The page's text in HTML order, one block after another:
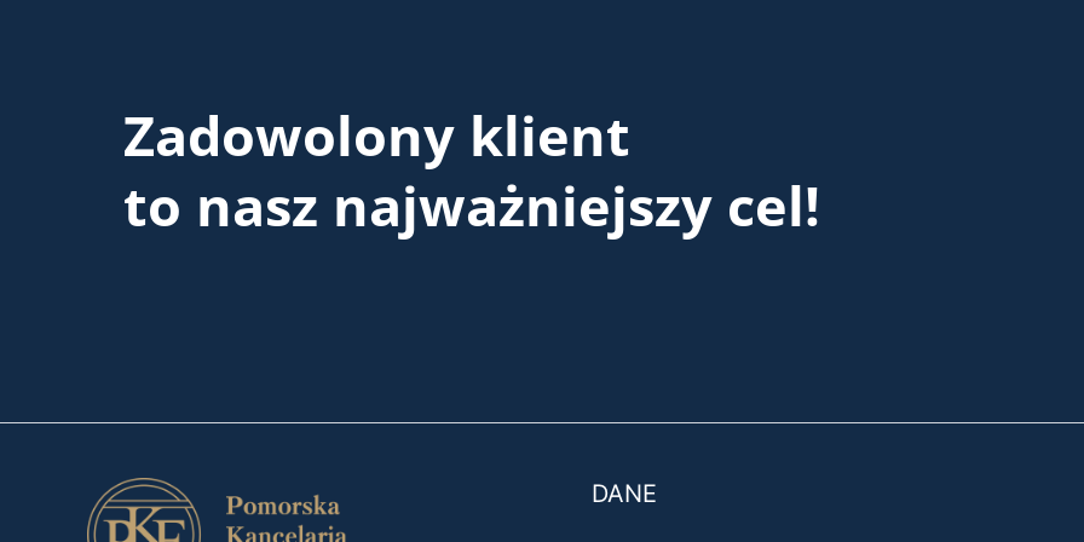
Zadowolony klient
to nasz najważniejszy cel!
DANE